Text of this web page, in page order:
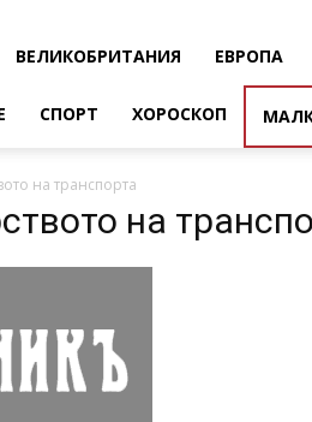
ВЕЛИКОБРИТАНИЯ ЕВРОПА
СПОРТ ХОРОСКОП
на транспорта
на